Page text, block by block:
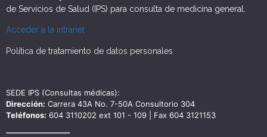
de Servicios de Salud (IPS) para consulta de medicina general.
Acceder a la intranet
Política de tratamiento de datos personales
SEDE IPS (Consultas médicas):
Dirección: Carrera 43A No. 7-50A Consultorio 304
Teléfonos: 604 3110202 ext 101 - 109 | Fax 604 3121153